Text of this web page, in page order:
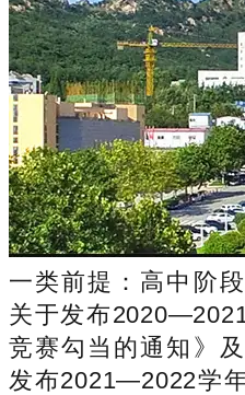
一类前提：高中阶
关于发布
竞赛勾当的通知》
发布2021—2022学